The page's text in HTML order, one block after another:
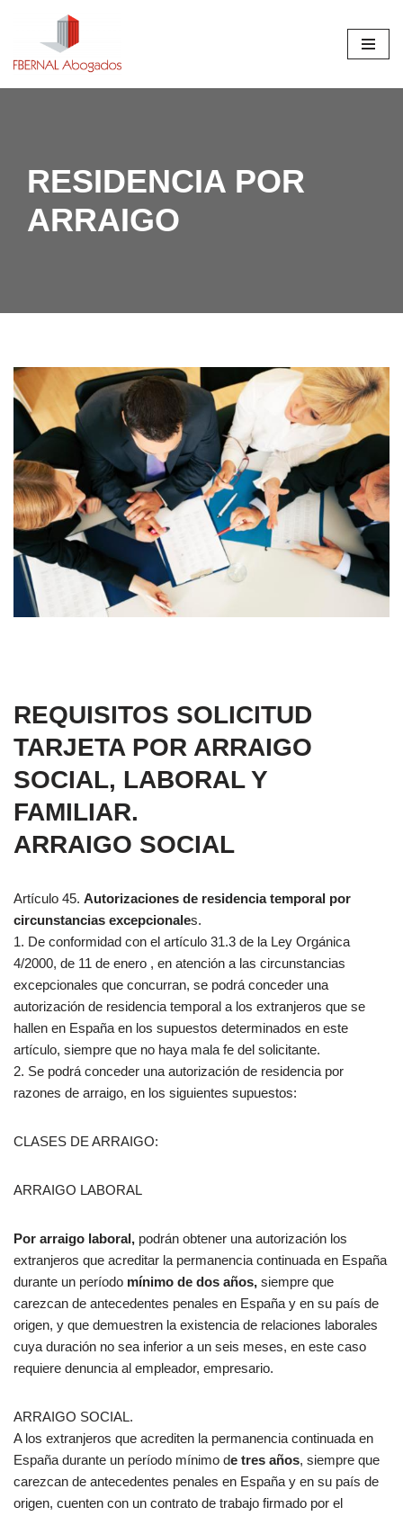
Saltar
al
contenido
RESIDENCIA POR
ARRAIGO
REQUISITOS SOLICITUD
TARJETA POR ARRAIGO
SOCIAL, LABORAL Y
FAMILIAR.
ARRAIGO SOCIAL
Artículo 45. Autorizaciones de residencia temporal por
circunstancias excepcionales.
1. De conformidad con el artículo 31.3 de la Ley Orgánica
4/2000, de 11 de enero , en atención a las circunstancias
excepcionales que concurran, se podrá conceder una
autorización de residencia temporal a los extranjeros que se
hallen en España en los supuestos determinados en este
artículo, siempre que no haya mala fe del solicitante.
2. Se podrá conceder una autorización de residencia por
razones de arraigo, en los siguientes supuestos:
CLASES DE ARRAIGO:
ARRAIGO LABORAL
Por arraigo laboral, podrán obtener una autorización los
extranjeros que acreditar la permanencia continuada en España
durante un período mínimo de dos años, siempre que
carezcan de antecedentes penales en España y en su país de
origen, y que demuestren la existencia de relaciones laborales
cuya duración no sea inferior a un seis meses, en este caso
requiere denuncia al empleador, empresario.
ARRAIGO SOCIAL.
A los extranjeros que acrediten la permanencia continuada en
España durante un período mínimo de tres años, siempre que
carezcan de antecedentes penales en España y en su país de
origen, cuenten con un contrato de trabajo firmado por el